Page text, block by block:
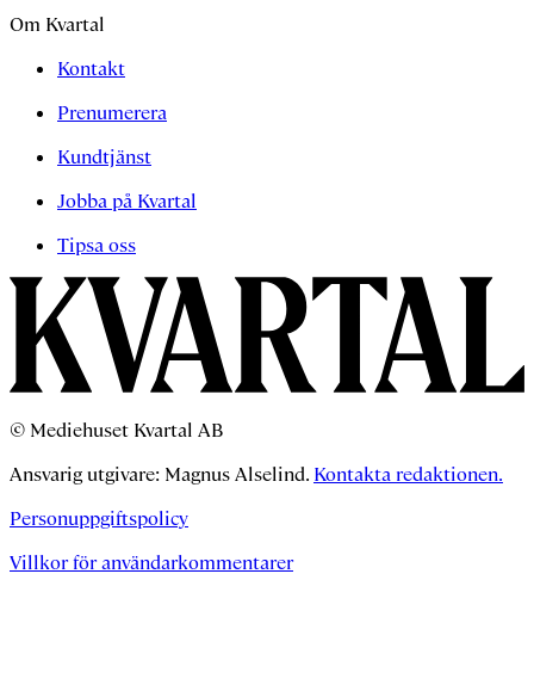
Om Kvartal
Kontakt
Prenumerera
Kundtjänst
Jobba på Kvartal
Tipsa oss
© Mediehuset Kvartal AB
Ansvarig utgivare: Magnus Alselind. Kontakta redaktionen.
Personuppgiftspolicy
Villkor för användarkommentarer